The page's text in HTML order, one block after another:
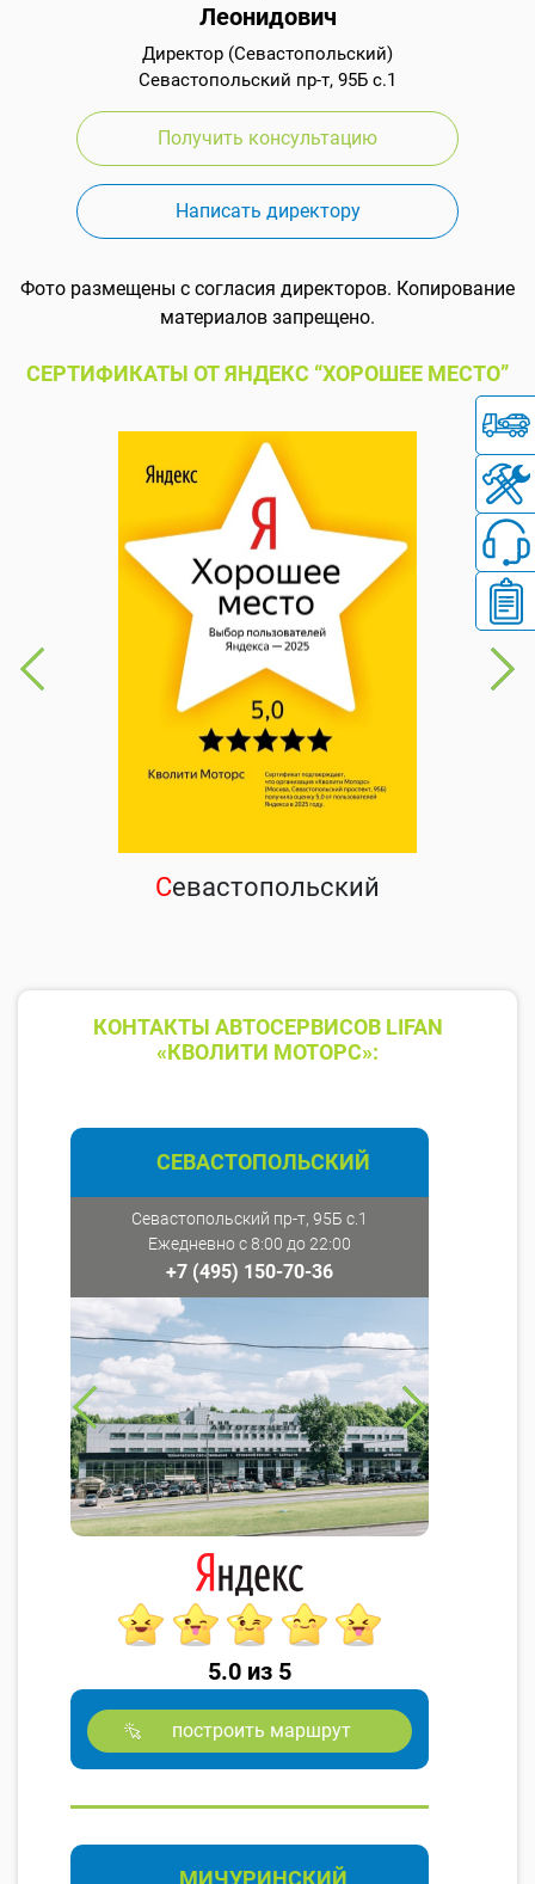
Леонидович
Директор (Севастопольский)
Севастопольский пр-т, 95Б с.1
Получить консультацию
Написать директору
Фото размещены с согласия директоров. Копирование
материалов запрещено.
СЕРТИФИКАТЫ ОТ ЯНДЕКС “ХОРОШЕЕ МЕСТО”
Севастопольский
КОНТАКТЫ АВТОСЕРВИСОВ LIFAN
«КВОЛИТИ МОТОРС»:
СЕВАСТОПОЛЬСКИЙ
Севастопольский пр-т, 95Б с.1
Ежедневно с 8:00 до 22:00
+7 (495) 150-70-36
5.0 из 5
построить маршрут